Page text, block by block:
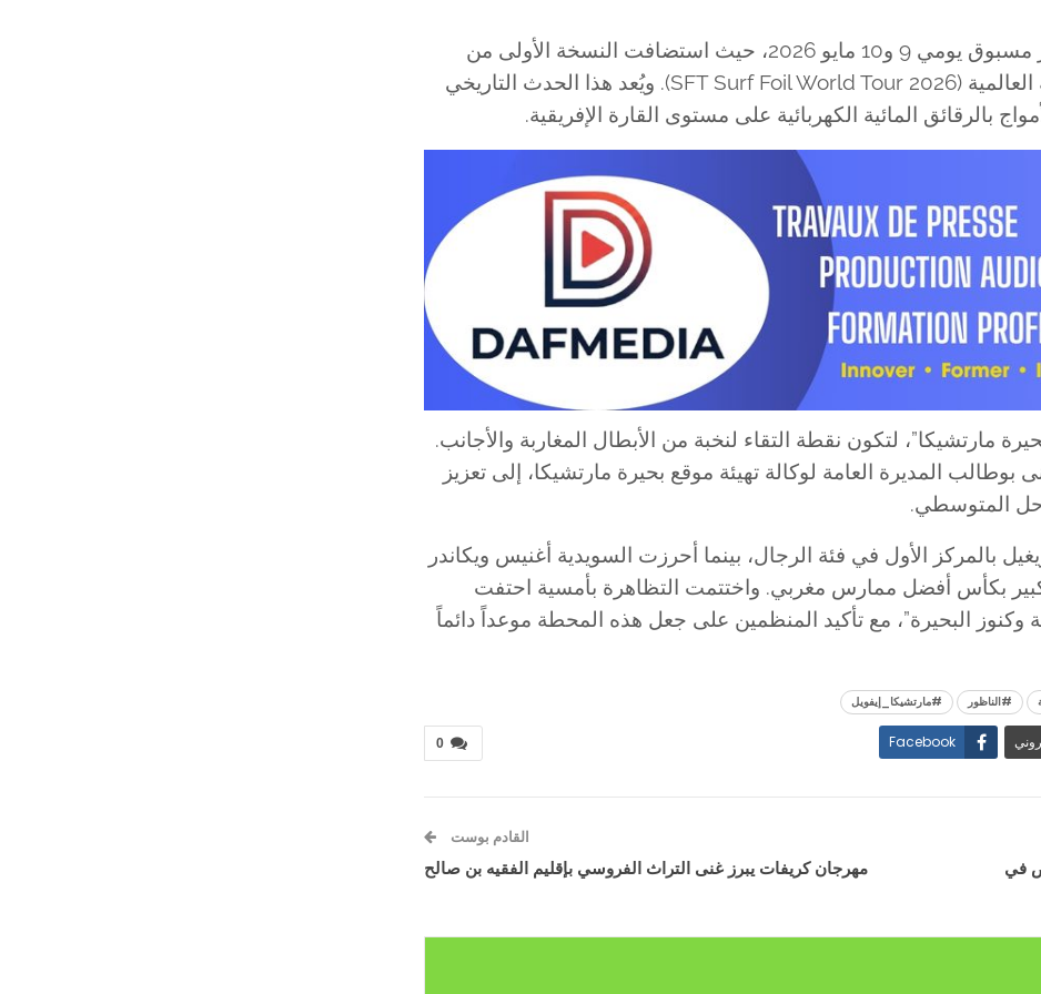
احتضنت مدينة الناظور المغربية إنجازاً قارياً غير مسبوق يومي 9 و10 مايو 2026، حيث استضافت النسخة الأولى من
كأس “مارتشيكا إيفويل” ضمن منافسات الجولة العالمية (SFT Surf Foil World Tour 2026). ويُعد هذا الحدث التاريخي
بالرقائق المائية الكهربائية على مستوى القارة الإفريقية.
مارتشيكا”، لتكون نقطة التقاء لنخبة من الأبطال المغاربة والأجانب.
المديرة العامة لوكالة تهيئة موقع بحيرة مارتشيكا، إلى تعزيز
المتوسطي.
بالمركز الأول في فئة الرجال، بينما أحرزت السويدية أغنيس ويكاندر
بكأس أفضل ممارس مغربي. واختتمت التظاهرة بأمسية احتفت
وكنوز البحيرة”، مع تأكيد المنظمين على جعل هذه المحطة موعداً دائماً
​#الناظور #مارتشيكا_إيفويل
0 Facebook
في
القادم بوست
مهرجان كريفات يبرز غنى التراث الفروسي بإقليم الفقيه بن صالح